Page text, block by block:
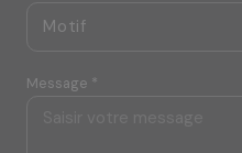
Motif
Message *